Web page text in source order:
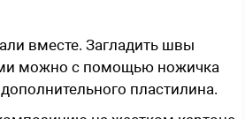
вместе. Загладить швы
можно с помощью ножичка
пластилина.